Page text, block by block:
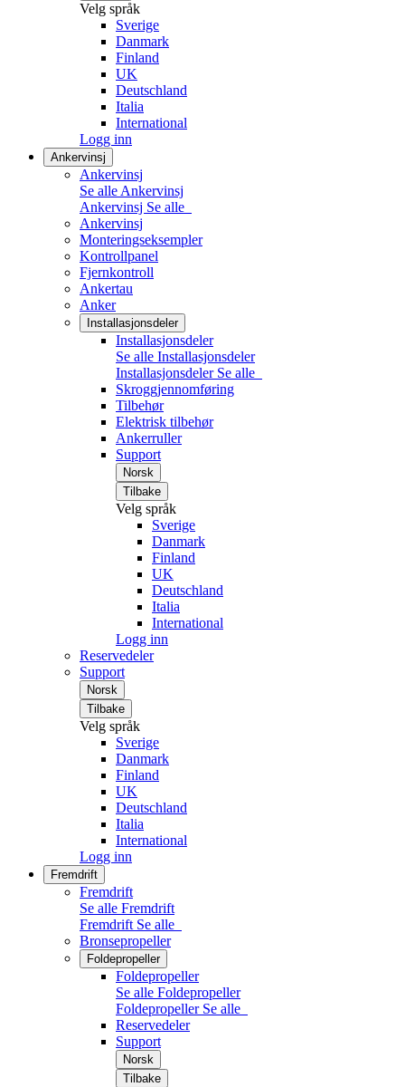
Velg språk
Sverige
Danmark
Finland
UK
Deutschland
Italia
International
Logg inn
Ankervinsj
Ankervinsj
Se alle Ankervinsj
Ankervinsj Se alle
Ankervinsj
Monteringseksempler
Kontrollpanel
Fjernkontroll
Ankertau
Anker
Installasjonsdeler
Installasjonsdeler
Se alle Installasjonsdeler
Installasjonsdeler Se alle
Skroggjennomføring
Tilbehør
Elektrisk tilbehør
Ankerruller
Support
Norsk
Tilbake
Velg språk
Sverige
Danmark
Finland
UK
Deutschland
Italia
International
Logg inn
Reservedeler
Support
Norsk
Tilbake
Velg språk
Sverige
Danmark
Finland
UK
Deutschland
Italia
International
Logg inn
Fremdrift
Fremdrift
Se alle Fremdrift
Fremdrift Se alle
Bronsepropeller
Foldepropeller
Foldepropeller
Se alle Foldepropeller
Foldepropeller Se alle
Reservedeler
Support
Norsk
Tilbake